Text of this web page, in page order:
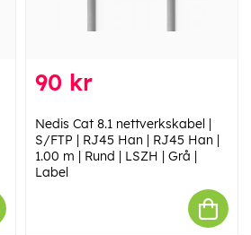
90 kr
Nedis Cat 8.1 nettverkskabel |
S/FTP | RJ45 Han | RJ45 Han |
1.00 m | Rund | LSZH | Grå |
Label